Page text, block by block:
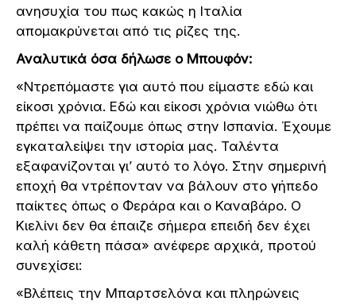
ανησυχία του πως κακώς η Ιταλία
απομακρύνεται από τις ρίζες της.
Αναλυτικά όσα δήλωσε ο Μπουφόν:
«Ντρεπόμαστε για αυτό που είμαστε εδώ και
είκοσι χρόνια. Εδώ και είκοσι χρόνια νιώθω ότι
πρέπει να παίζουμε όπως στην Ισπανία. Έχουμε
εγκαταλείψει την ιστορία μας. Ταλέντα
εξαφανίζονται γι’ αυτό το λόγο. Στην σημερινή
εποχή θα ντρέπονταν να βάλουν στο γήπεδο
παίκτες όπως ο Φεράρα και ο Καναβάρο. Ο
Κιελίνι δεν θα έπαιζε σήμερα επειδή δεν έχει
καλή κάθετη πάσα» ανέφερε αρχικά, προτού
συνεχίσει:
«Βλέπεις την Μπαρτσελόνα και πληρώνεις